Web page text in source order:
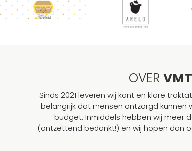
OVER
Sinds 2021 leveren wij kant en klare
belangrijk dat mensen ontzorgd kunnen
budget. Inmiddels hebben wij meer
(ontzettend bedankt!) en wij hopen dan